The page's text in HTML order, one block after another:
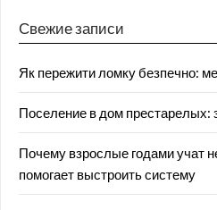
Свежие записи
Як пережити ломку безпечно:
Поселение в дом престарелых:
Почему взрослые годами учат
помогает выстроить систему